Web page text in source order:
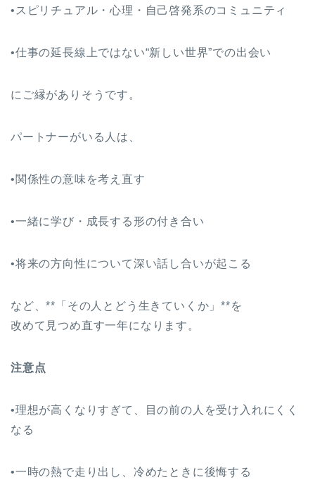
•スピリチュアル・心理・自己啓発系のコミュニティ
•仕事の延長線上ではない“新しい世界”での出会い
にご縁がありそうです。
パートナーがいる人は、
•関係性の意味を考え直す
•一緒に学び・成長する形の付き合い
•将来の方向性について深い話し合いが起こる
など、**「その人とどう生きていくか」**を
改めて見つめ直す一年になります。
注意点
•理想が高くなりすぎて、目の前の人を受け入れにくく
なる
•一時の熱で走り出し、冷めたときに後悔する